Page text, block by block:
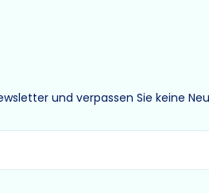
und verpassen Sie keine